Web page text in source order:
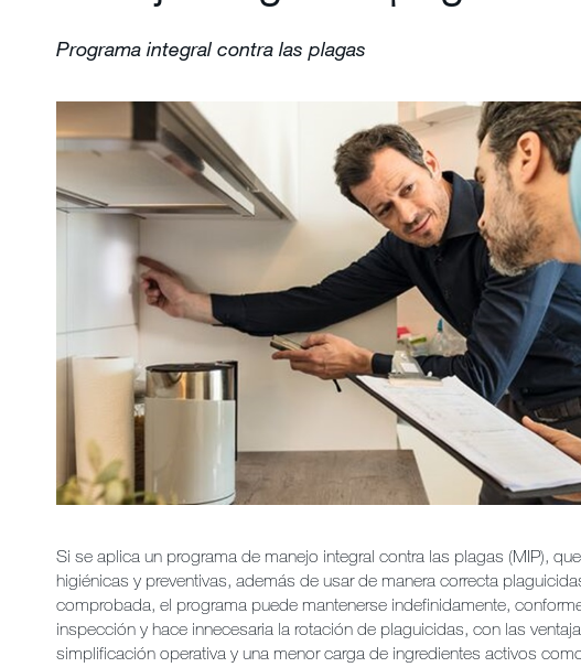
Programa integral contra las plagas
Si se aplica un programa de manejo integral contra las plagas (MIP),
higiénicas y preventivas, además de usar de manera correcta
comprobada, el programa puede mantenerse indefinidamente,
inspección y hace innecesaria la rotación de plaguicidas, con las
simplificación operativa y una menor carga de ingredientes activos